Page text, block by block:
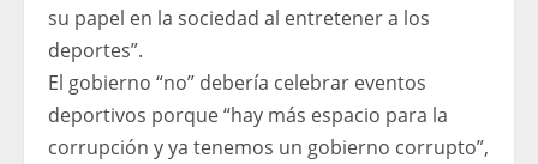
su papel en la sociedad al entretener a los
deportes”.
El gobierno “no” debería celebrar eventos
deportivos porque “hay más espacio para la
corrupción y ya tenemos un gobierno corrupto”,